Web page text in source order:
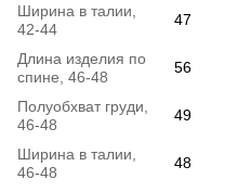
Ширина в талии,
42-44
47
Длина изделия по
спине, 46-48
56
Полуобхват груди,
46-48
49
Ширина в талии,
46-48
48